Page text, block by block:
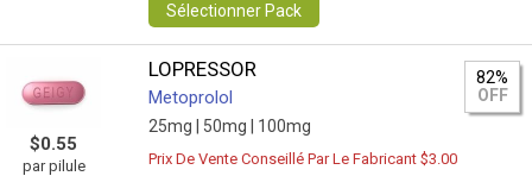
Sélectionner Pack
$0.55
par pilule
LOPRESSOR
Metoprolol
25mg | 50mg | 100mg
82%
OFF
Prix De Vente Conseillé Par Le Fabricant $3.00